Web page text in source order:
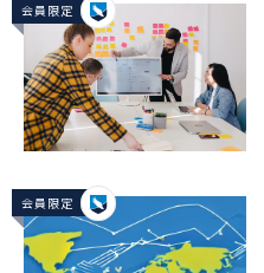
会員限定
会員限定